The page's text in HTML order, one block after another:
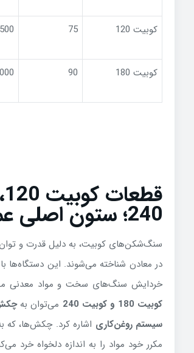
کوبیت 120 75
کوبیت 180 90
240؛ ستون اصلی عملکرد سنگ‌شکن‌ها
سنگ‌شکن‌های کوبیت، به دلیل قدرت و توان
در معادن شناخته می‌شوند. این دستگاه‌ها
خردایش سنگ‌های سخت و مواد معدنی
کوبیت 180 و کوبیت 240
می‌توان به
سیستم روغن‌کاری اشاره کرد. چکش‌ها، که
مکرر خود مواد را به اندازه دلخواه